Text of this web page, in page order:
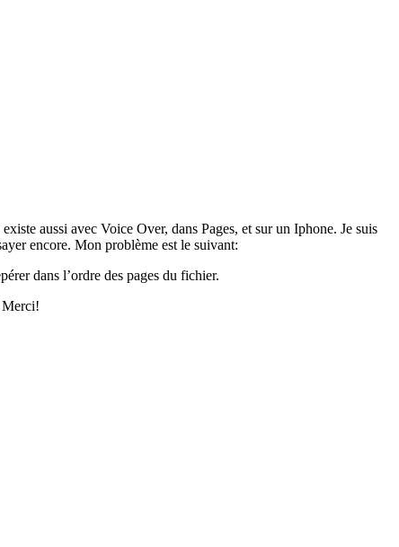
aussi avec Voice Over, dans Pages, et sur un Iphone. Je suis
encore. Mon problème est le suivant:
dans l’ordre des pages du fichier.
Merci!